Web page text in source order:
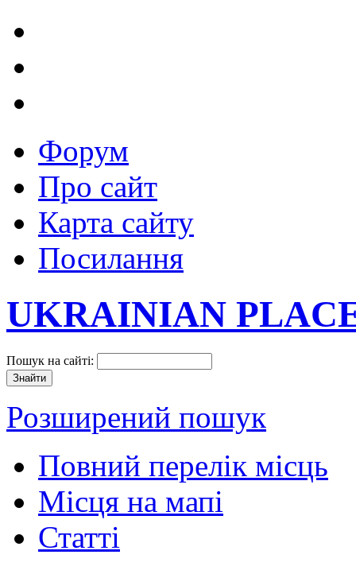
Форум
Про сайт
Карта сайту
Посилання
UKRAINIAN
Пошук на сайті:
Розширений пошук
Повний перелік місць
Місця на мапі
Статті